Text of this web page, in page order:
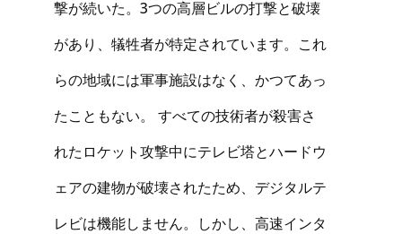
撃が続いた。3つの高層ビルの打撃と破壊
があり、犠牲者が特定されています。これ
らの地域には軍事施設はなく、かつてあっ
たこともない。 すべての技術者が殺害さ
れたロケット攻撃中にテレビ塔とハードウ
ェアの建物が破壊されたため、デジタルテ
レビは機能しません。しかし、高速インタ